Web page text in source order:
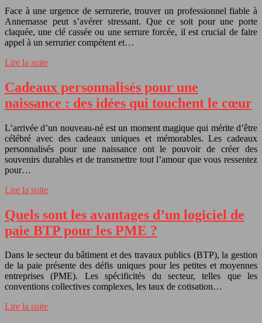
Face à une urgence de serrurerie, trouver un professionnel fiable à
Annemasse peut s’avérer stressant. Que ce soit pour une porte
claquée, une clé cassée ou une serrure forcée, il est crucial de faire
appel à un serrurier compétent et…
Lire la suite
Cadeaux personnalisés pour une
naissance : des idées qui touchent le cœur
L’arrivée d’un nouveau-né est un moment magique qui mérite d’être
célébré avec des cadeaux uniques et mémorables. Les cadeaux
personnalisés pour une naissance ont le pouvoir de créer des
souvenirs durables et de transmettre tout l’amour que vous ressentez
pour…
Lire la suite
Quels sont les avantages d’un logiciel de
paie BTP pour les PME ?
Dans le secteur du bâtiment et des travaux publics (BTP), la gestion
de la paie présente des défis uniques pour les petites et moyennes
entreprises (PME). Les spécificités du secteur, telles que les
conventions collectives complexes, les taux de cotisation…
Lire la suite